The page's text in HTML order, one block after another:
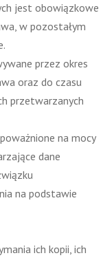
jest obowiązkowe
w pozostałym
przez okres
oraz do czasu
przetwarzanych
na mocy
dane
na podstawie
ich kopii, ich